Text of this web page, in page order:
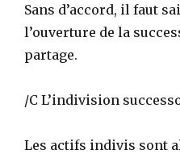
Sans d’accord, il faut
l’ouverture de la
partage.
/C L’indivision
Les actifs indivis sont